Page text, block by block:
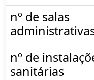
nº de salas
nº de
sanitárias